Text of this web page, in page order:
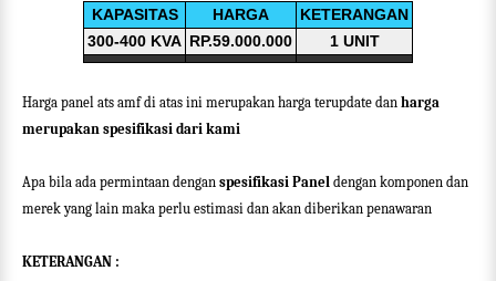
KAPASITAS HARGA
KETERANGAN
300-400 KVA RP.59.000.000 1 UNIT
Harga panel ats amf di atas ini merupakan harga terupdate dan harga
merupakan spesifikasi dari kami
Apa bila ada permintaan dengan spesifikasi Panel dengan komponen dan
merek yang lain maka perlu estimasi dan akan diberikan penawaran
KETERANGAN :